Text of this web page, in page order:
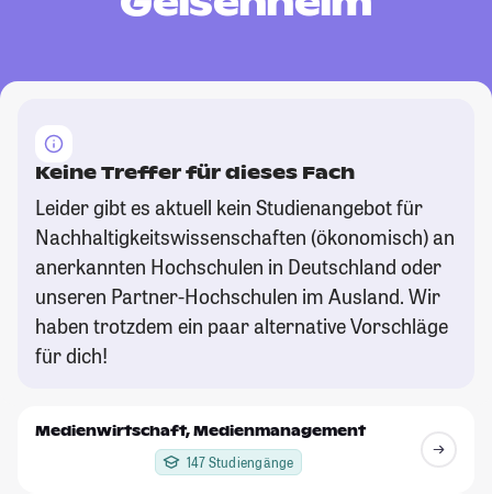
Keine Treffer für dieses Fach
Leider gibt es aktuell kein Studienangebot für
Nachhaltigkeitswissenschaften (ökonomisch) an
anerkannten Hochschulen in Deutschland oder
unseren Partner-Hochschulen im Ausland. Wir
haben trotzdem ein paar alternative Vorschläge
für dich!
Medienwirtschaft, Medienmanagement
147 Studiengänge